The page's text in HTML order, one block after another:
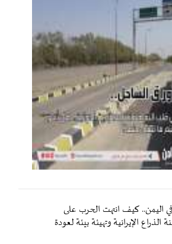
اليمن.. كيف انتهت الحرب على
الذراع الإيرانية وتهيئة بيئة لعودة